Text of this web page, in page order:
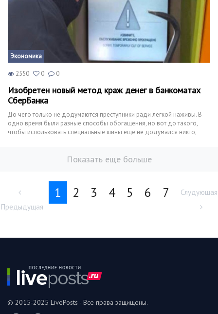
Экономика
2550 0 0
Изобретен новый метод краж денег в банкоматах
СберБанка
До чего только не додумаются преступники ради легкой наживы. В
одно время были разные способы обогащения, но вот до такого,
чтобы использовать специальные шины еще не додумался никто,
Показать еще больше
Предыдущая
1 2 3 4 5 6 7 Слудующая
© 2015-2025 LivePosts - Все права защищены.